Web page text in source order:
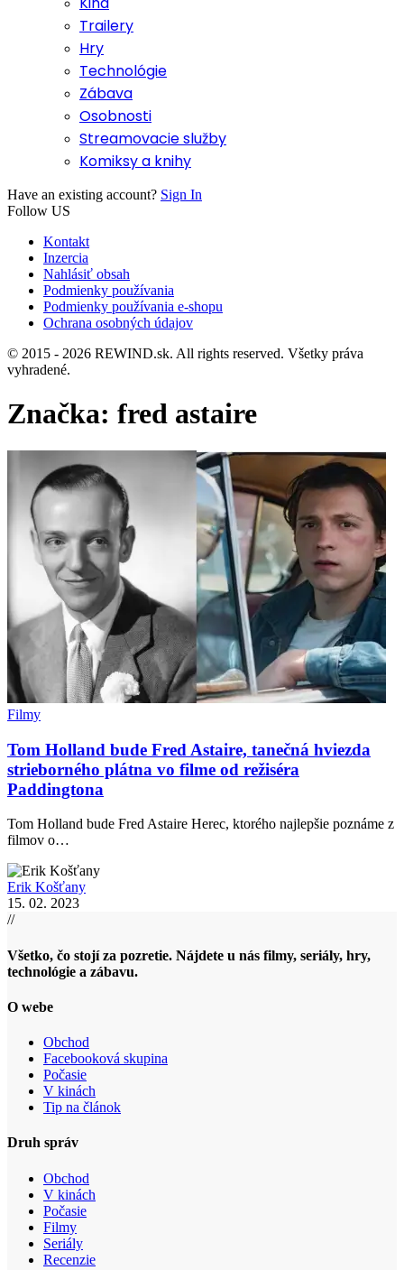
Trailery
Hry
Technológie
Zábava
Osobnosti
Streamovacie služby
Komiksy a knihy
Have an existing account? Sign In
Follow US
Kontakt
Inzercia
Nahlásiť obsah
Podmienky používania
Podmienky používania e-shopu
Ochrana osobných údajov
© 2015 - 2026 REWIND.sk. All rights reserved. Všetky práva
vyhradené.
Značka: fred astaire
Filmy
Tom Holland bude Fred Astaire, tanečná hviezda
strieborného plátna vo filme od režiséra
Paddingtona
Tom Holland bude Fred Astaire Herec, ktorého najlepšie poznáme z
filmov o…
Erik Košťany
15. 02. 2023
//
Všetko, čo stojí za pozretie. Nájdete u nás filmy, seriály, hry,
technológie a zábavu.
O webe
Obchod
Facebooková skupina
Počasie
V kinách
Tip na článok
Druh správ
Obchod
V kinách
Počasie
Filmy
Seriály
Recenzie